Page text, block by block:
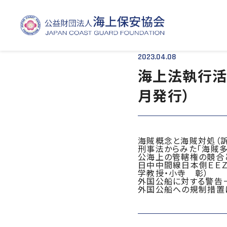
2023.04.08
海上法執行
月発行）
海賊概念と海賊対処（
刑事法からみた「海賊
公海上の管轄権の競合
日中中間線日本側ＥＥ
学教授・小寺 彰）
外国公船に対する警告
外国公船への規制措置